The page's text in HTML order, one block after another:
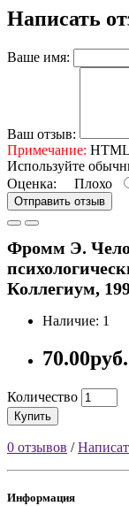
Написать
Ваше имя:
Ваш отзыв:
Примечание: HTML
Используйте
Оценка: Плохо
Отправить отзыв
Фромм Э.
Коллегиум,
Наличие: 1
70.00руб.
Количество
Купить
0 отзывов /
Информация